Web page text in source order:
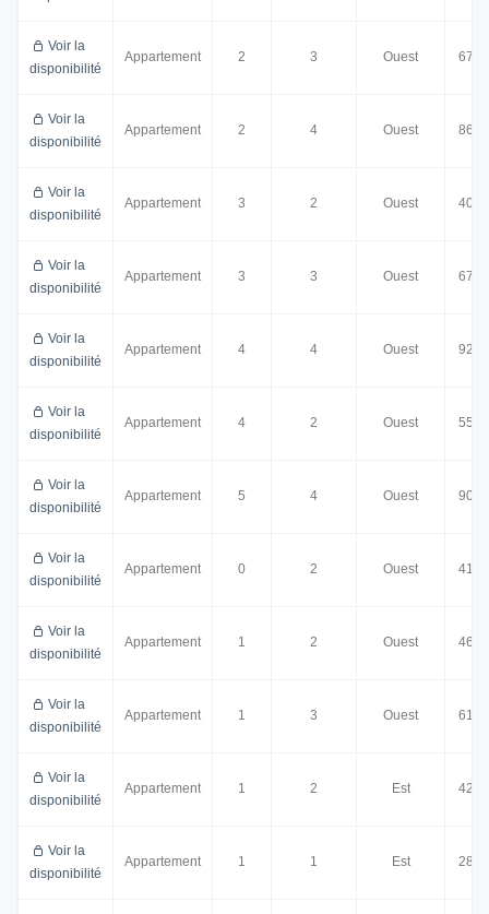
Voir la
disponibilité
Appartement 2 3 Ouest 67.0
Voir la
disponibilité
Appartement 2 4 Ouest 86.0
Voir la
disponibilité
Appartement 3 2 Ouest 40.5
Voir la
disponibilité
Appartement 3 3 Ouest 67.0
Voir la
disponibilité
Appartement 4 4 Ouest 92.0
Voir la
disponibilité
Appartement 4 2 Ouest 55.5
Voir la
disponibilité
Appartement 5 4 Ouest 90.0
Voir la
disponibilité
Appartement 0 2 Ouest 41.0
Voir la
disponibilité
Appartement 1 2 Ouest 46.5
Voir la
disponibilité
Appartement 1 3 Ouest 61.0
Voir la
disponibilité
Appartement 1 2 Est 42.5
Voir la
disponibilité
Appartement 1 1 Est 28.5